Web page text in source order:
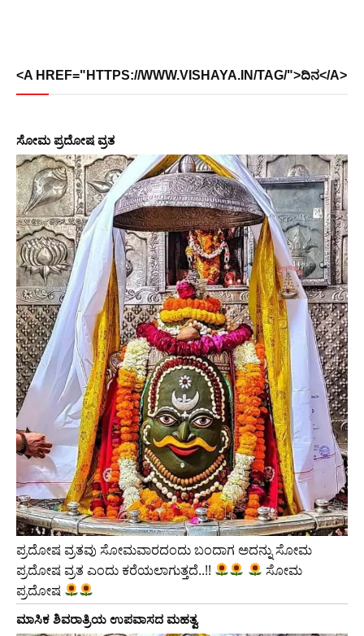
<A HREF="HTTPS://WWW.VISHAYA.IN/TAG/">ದಿನ</A>
ಸೋಮ ಪ್ರದೋಷ ವ್ರತ
ಪ್ರದೋಷ ವ್ರತವು ಸೋಮವಾರದಂದು ಬಂದಾಗ ಅದನ್ನು ಸೋಮ
ಪ್ರದೋಷ ವ್ರತ ಎಂದು ಕರೆಯಲಾಗುತ್ತದೆ..!!
ಸೋಮ
ಪ್ರದೋಷ
ಮಾಸಿಕ ಶಿವರಾತ್ರಿಯ ಉಪವಾಸದ ಮಹತ್ವ